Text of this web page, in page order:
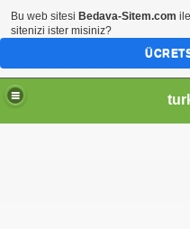
Bu web sitesi Bedava-Sitem.com
sitenizi ister misiniz?